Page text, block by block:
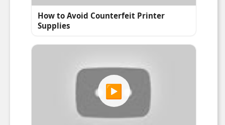
Informations sur l'emballage
Largeur du colis
Profondeur du
188 mm
Hauteur du colis
66 mm
Poids du paquet
160 g
Dimensions de
61 x 188 x 66 mm